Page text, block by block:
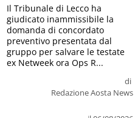
di
Redazione Aosta News
Il Tribunale di Lecco ha
giudicato inammissibile la
domanda di concordato
preventivo presentata dal
gruppo per salvare le testate
ex Netweek ora Ops R...